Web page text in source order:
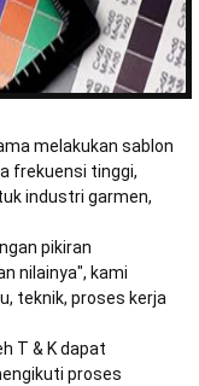
melakukan sablon
frekuensi tinggi,
industri garmen,
pikiran
nilainya", kami
teknik, proses kerja
T & K dapat
proses